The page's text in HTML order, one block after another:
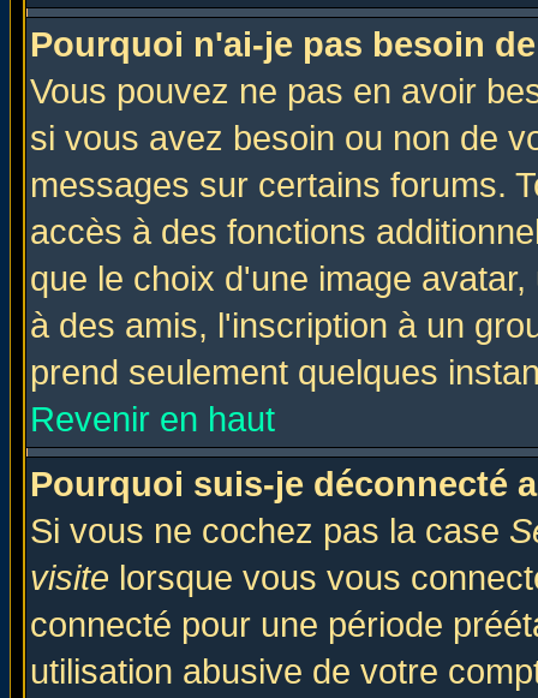
Pourquoi n'ai-je pas besoin
Vous pouvez ne pas en avoir
si vous avez besoin ou non de
messages sur certains forums.
accès à des fonctions
que le choix d'une image
à des amis, l'inscription à un
prend seulement quelques
Revenir en haut
Pourquoi suis-je déconnecté
Si vous ne cochez pas la case
visite lorsque vous vous
connecté pour une période
utilisation abusive de votre